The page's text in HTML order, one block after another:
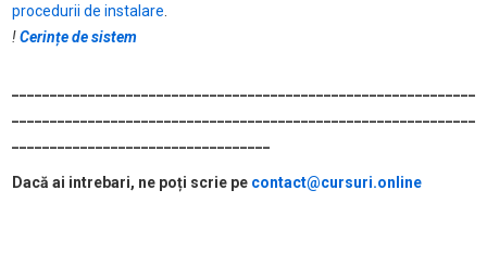
procedurii de instalare
!Cerințe de sistem
Dacă ai intrebari, ne poți scrie pe contact@cursuri.online